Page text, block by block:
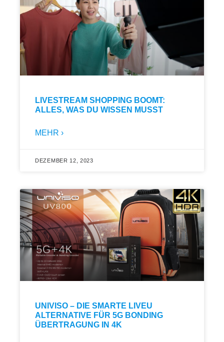
LIVESTREAM SHOPPING BOOMT:
ALLES, WAS DU WISSEN MUSST
MEHR ›
DEZEMBER 12, 2023
UNIVISO – DIE SMARTE LIVEU
ALTERNATIVE FÜR 5G BONDING
ÜBERTRAGUNG IN 4K